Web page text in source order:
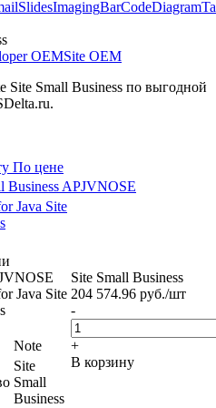
SlidesImagingBarCodeDiagram
OEMSite OEM
Site Small Business по выгодной
По цене
Business APJVNOSE
Java Site
Java Site
Note
Site
Small
Business
Site Small Business
204 574.96 руб./шт
-
+
В корзину